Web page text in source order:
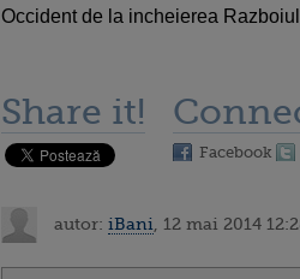
Occident de la incheierea
Share it!
Facebook
autor: iBani , 12 mai 2014